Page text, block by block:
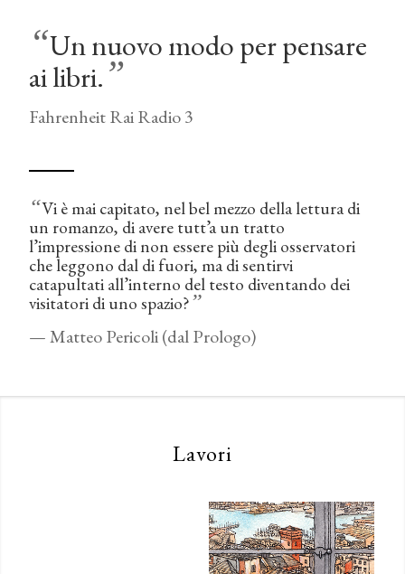
“Un nuovo modo per pensare
ai libri.”
Fahrenheit Rai Radio 3
“Vi è mai capitato, nel bel mezzo della lettura di
un romanzo, di avere tutt’a un tratto
l’impressione di non essere più degli osservatori
che leggono dal di fuori, ma di sentirvi
catapultati all’interno del testo diventando dei
visitatori di uno spazio?”
— Matteo Pericoli (dal Prologo)
Lavori